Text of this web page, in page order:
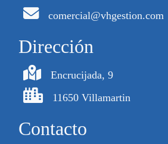
comercial@vhgestion.com
Dirección
Encrucijada, 9
11650 Villamartin
Contacto